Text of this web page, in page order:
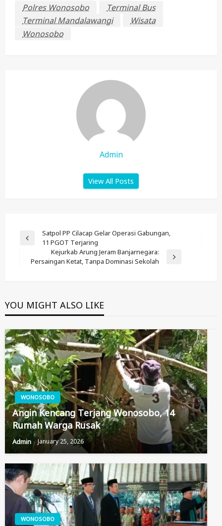
Polres Wonosobo
Terminal Bus
Terminal Mandalawangi
Wisata
Wonosobo
Admin
View All Posts
Post
Navigation
Previous
Satpol PP Cilacap Gelar Operasi Gabungan,
11 PGOT Terjaring
Next
Kejurkab Arung Jeram Banjarnegara:
Persaingan Ketat, Tanpa Dominasi Sekolah
YOU MIGHT ALSO LIKE
WONOSOBO
Angin Kencang Terjang Wonosobo, 14
Rumah Warga Rusak
Admin January 25, 2026
WONOSOBO